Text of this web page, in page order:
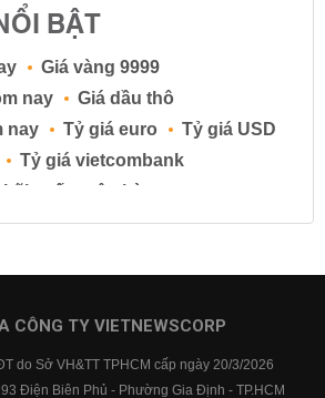
BẬT
Giá vàng 9999
nay
Giá dầu thô
nay
Tỷ giá euro
Tỷ giá USD
Tỷ giá vietcombank
Lãi suất ngân hàng
Lãi suất tiền gửi
BIDV
Vietcombank
CÔNG TY VIETNEWSCORP
do Sở VH&TT TPHCM cấp ngày 20/3/2026
Điện Biên Phủ - Phường Gia Định - TP.HCM